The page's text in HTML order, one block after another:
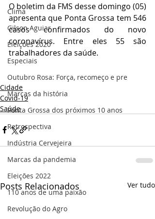
Clima
Gilson Aguiar
Eleições 2020
Especiais
Outubro Rosa: Força, recomeço e pre
Marcas da história
Ponta Grossa dos próximos 10 anos
Retrospectiva
Indústria Cervejeira
Marcas da pandemia
Eleições 2022
110 anos de uma paixão
Revolução do Agro
O boletim da FMS desse domingo (05)
apresenta que Ponta Grossa tem 546
casos confirmados do novo
coronavírus. Entre eles 55 são
trabalhadores da saúde.
Cidade
Covid-19
Saúde
Posts Relacionados Ver tudo